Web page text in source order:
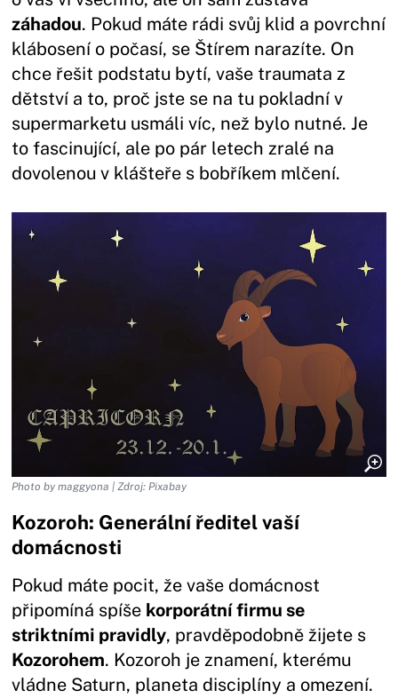
záhadou. Pokud máte rádi svůj klid a povrchní
klábosení o počasí, se Štírem narazíte. On
chce řešit podstatu bytí, vaše traumata z
dětství a to, proč jste se na tu pokladní v
supermarketu usmáli víc, než bylo nutné. Je
to fascinující, ale po pár letech zralé na
dovolenou v klášteře s bobříkem mlčení.
Photo by maggyona | Zdroj: Pixabay
Kozoroh: Generální ředitel vaší
domácnosti
Pokud máte pocit, že vaše domácnost
připomíná spíše korporátní firmu se
striktními pravidly, pravděpodobně žijete s
Kozorohem. Kozoroh je znamení, kterému
vládne Saturn, planeta disciplíny a omezení.